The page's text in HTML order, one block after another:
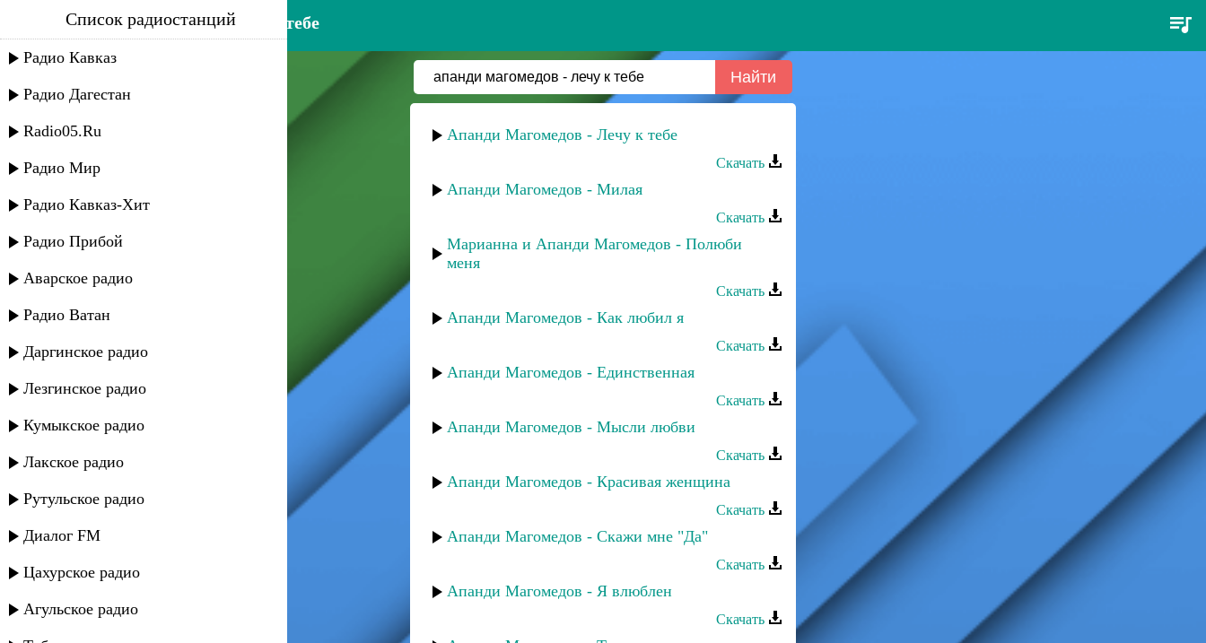
апанди магомедов - лечу к тебе
Список радиостанций
Радио Кавказ
Радио Дагестан
Radio05.Ru
Радио Мир
Радио Кавказ-Хит
Радио Прибой
Аварское радио
Радио Ватан
Даргинское радио
Лезгинское радио
Кумыкское радио
Лакское радио
Рутульское радио
Диалог FM
Цахурское радио
Агульское радио
Апанди Магомедов - Лечу к тебе
Скачать
Апанди Магомедов - Милая
Скачать
Марианна и Апанди Магомедов - Полюби
меня
Скачать
Апанди Магомедов - Как любил я
Скачать
Апанди Магомедов - Единственная
Скачать
Апанди Магомедов - Мысли любви
Скачать
Апанди Магомедов - Красивая женщина
Скачать
Апанди Магомедов - Скажи мне "Да"
Скачать
Апанди Магомедов - Я влюблен
Скачать